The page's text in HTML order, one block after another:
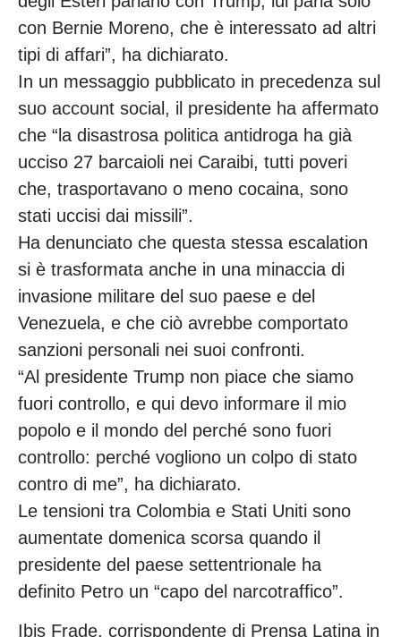
con Bernie Moreno, che è interessato ad altri
tipi di affari”, ha dichiarato.
In un messaggio pubblicato in precedenza sul
suo account social, il presidente ha affermato
che “la disastrosa politica antidroga ha già
ucciso 27 barcaioli nei Caraibi, tutti poveri
che, trasportavano o meno cocaina, sono
stati uccisi dai missili”.
Ha denunciato che questa stessa escalation
si è trasformata anche in una minaccia di
invasione militare del suo paese e del
Venezuela, e che ciò avrebbe comportato
sanzioni personali nei suoi confronti.
“Al presidente Trump non piace che siamo
fuori controllo, e qui devo informare il mio
popolo e il mondo del perché sono fuori
controllo: perché vogliono un colpo di stato
contro di me”, ha dichiarato.
Le tensioni tra Colombia e Stati Uniti sono
aumentate domenica scorsa quando il
presidente del paese settentrionale ha
definito Petro un “capo del narcotraffico”.
Ibis Frade, corrispondente di Prensa Latina in